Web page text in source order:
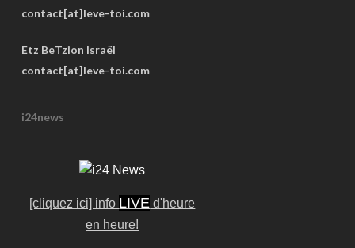
contact[at]leve-toi.com
Etz BeTzion Israël
contact[at]leve-toi.com
i24news
[cliquez ici] info LIVE d'heure
en heure!